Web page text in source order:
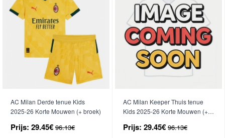
AC Milan Derde tenue Kids
2025-26 Korte Mouwen (+ broek)
Prijs: 29.45€ 96.13€
AC Milan Keeper Thuis tenue
Kids 2025-26 Korte Mouwen (+
Prijs: 29.45€ 96.13€